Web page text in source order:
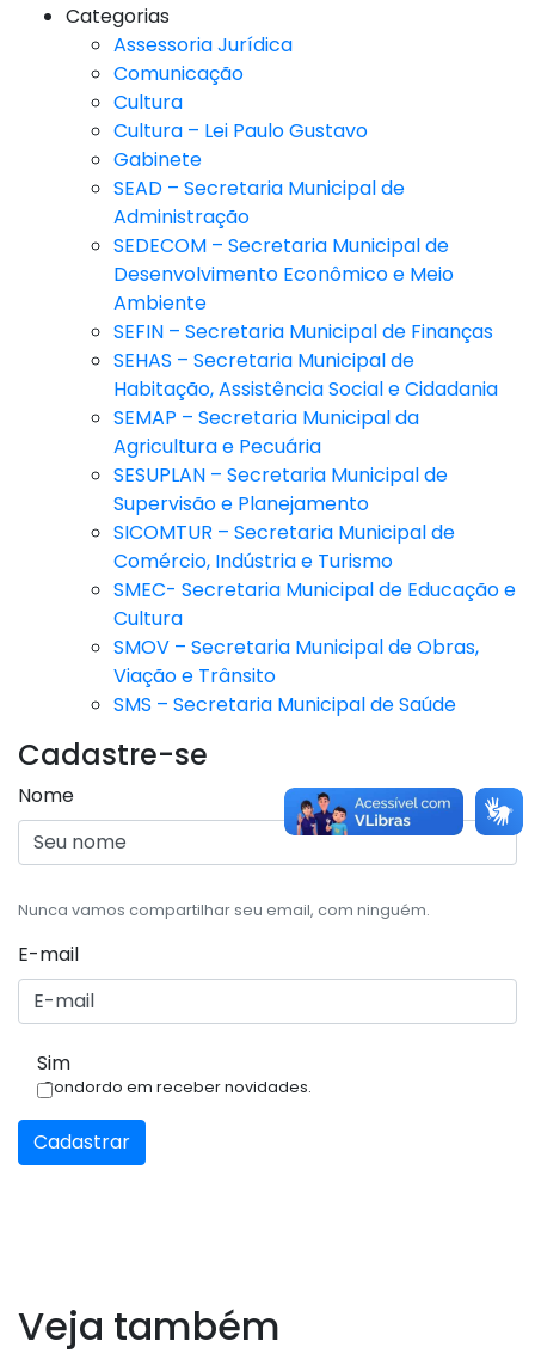
Categorias
Assessoria Jurídica
Comunicação
Cultura
Cultura – Lei Paulo Gustavo
Gabinete
SEAD – Secretaria Municipal de
Administração
SEDECOM – Secretaria Municipal de
Desenvolvimento Econômico e Meio
Ambiente
SEFIN – Secretaria Municipal de Finanças
SEHAS – Secretaria Municipal de
Habitação, Assistência Social e Cidadania
SEMAP – Secretaria Municipal da
Agricultura e Pecuária
SESUPLAN – Secretaria Municipal de
Supervisão e Planejamento
SICOMTUR – Secretaria Municipal de
Comércio, Indústria e Turismo
SMEC- Secretaria Municipal de Educação e
Cultura
SMOV – Secretaria Municipal de Obras,
Viação e Trânsito
SMS – Secretaria Municipal de Saúde
Cadastre-se
Nome
Nunca vamos compartilhar seu email, com ninguém.
E-mail
Sim
Condordo em receber novidades.
Cadastrar
Veja também